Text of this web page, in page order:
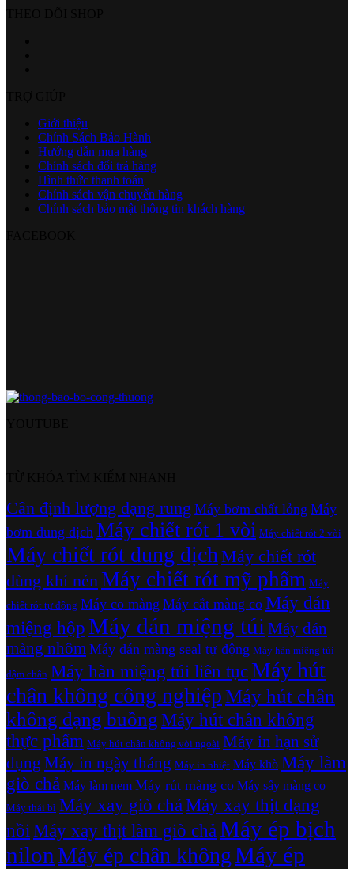
Giới thiệu
Chính Sách Bảo Hành
Hướng dẫn mua hàng
Chính sách đổi trả hàng
Hình thức thanh toán
Chính sách vận chuyển hàng
Chính sách bảo mật thông tin khách hàng
Cân định lượng dạng rung Máy bơm chất lỏng Máy
bơm dung dịch Máy chiết rót 1 vòi Máy chiết rót 2 vòi
Máy chiết rót dung dịch Máy chiết rót
dùng khí nénMáy chiết rót mỹ phẩm Máy
chiết rót tự động Máy co màng Máy cắt màng co Máy dán
miệng hộpMáy dán miệng túi Máy dán
màng nhôm Máy dán màng seal tự động Máy hàn miệng túi
dậm chân Máy hàn miệng túi liên tụcMáy hút
chân không công nghiệpMáy hút chân
không dạng buồngMáy hút chân không
thực phẩm Máy hút chân không vòi ngoài Máy in hạn sử
dụng Máy in ngày tháng Máy in nhiệt Máy khò Máy làm
giò chả Máy làm nem Máy rút màng co Máy sấy màng co
Máy thái bì Máy xay giò chảMáy xay thịt dạng
nồiMáy xay thịt làm giò chảMáy ép bịch
nilonMáy ép chân khôngMáy ép